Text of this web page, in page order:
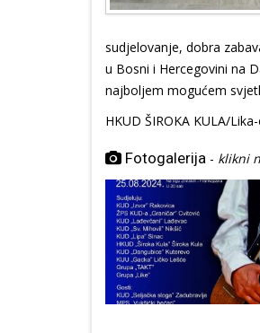
sudjelovanje, dobra
u Bosni i Hercegovini na
najboljem mogućem
HKUD ŠIROKA KULA/
Fotogalerija - klikni